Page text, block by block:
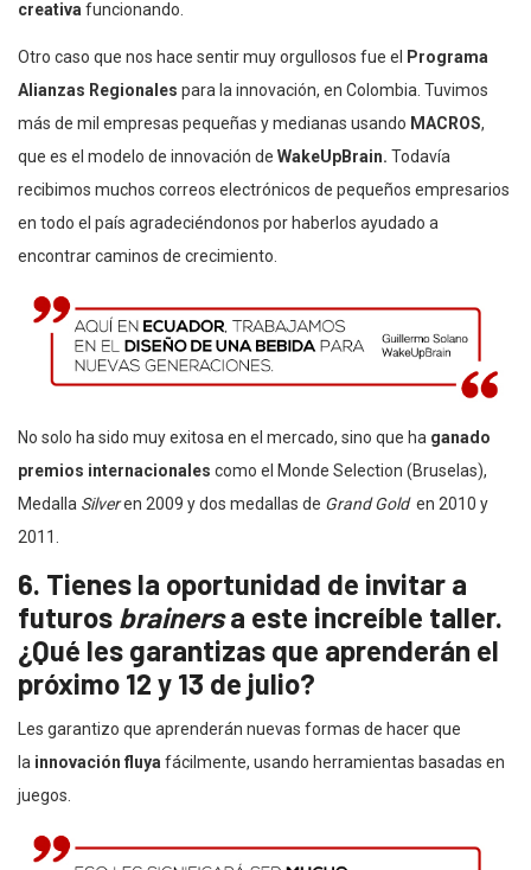
creativa funcionando.
Otro caso que nos hace sentir muy orgullosos fue el
Programa
Alianzas Regionales para la innovación, en Colombia. Tuvimos
más de mil empresas pequeñas y medianas usando MACROS,
que es el modelo de innovación de WakeUpBrain. Todavía
recibimos muchos correos electrónicos de pequeños empresarios
en todo el país agradeciéndonos por haberlos ayudado a
encontrar caminos de crecimiento.
No solo ha sido muy exitosa en el mercado, sino que ha ganado
premios internacionales como el Monde Selection (Bruselas),
Medalla Silveren 2009 y dos medallas de Grand Gold en 2010 y
2011.
6. Tienes la oportunidad de invitar a
futuros brainersa este increíble taller.
¿Qué les garantizas que aprenderán el
próximo 12 y 13 de julio?
Les garantizo que aprenderán nuevas formas de hacer que
la innovación fluyafácilmente, usando herramientas basadas en
juegos.